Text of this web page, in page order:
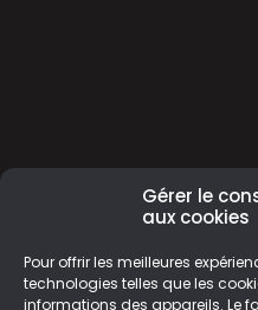
Gérer le
aux cookies
Pour offrir les meilleures
technologies telles que les
informations des appareils. Le